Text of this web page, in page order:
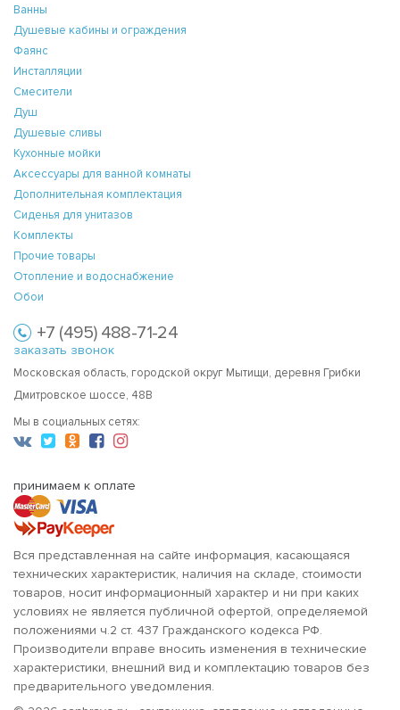
Ванны
Душевые кабины и ограждения
Фаянс
Инсталляции
Смесители
Душ
Душевые сливы
Кухонные мойки
Аксессуары для ванной комнаты
Дополнительная комплектация
Сиденья для унитазов
Комплекты
Прочие товары
Отопление и водоснабжение
Обои
+7 (495) 488-71-24
заказать звонок
Московская область, городской округ Мытищи, деревня Грибки
Дмитровское шоссе, 48В
Мы в социальных сетях:
принимаем к оплате
Вся представленная на сайте информация, касающаяся
технических характеристик, наличия на складе, стоимости
товаров, носит информационный характер и ни при каких
условиях не является публичной офертой, определяемой
положениями ч.2 ст. 437 Гражданского кодекса РФ.
Производители вправе вносить изменения в технические
характеристики, внешний вид и комплектацию товаров без
предварительного уведомления.